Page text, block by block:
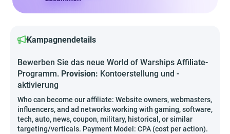
Kampagnendetails
Bewerben Sie das neue World of Warships Affiliate-
Programm. Provision: Kontoerstellung und -
aktivierung
Who can become our affiliate: Website owners, webmasters,
influencers, and ad networks working with gaming, software,
tech, auto, news, coupon, military, historical, or similar
targeting/verticals. Payment Model: CPA (cost per action).